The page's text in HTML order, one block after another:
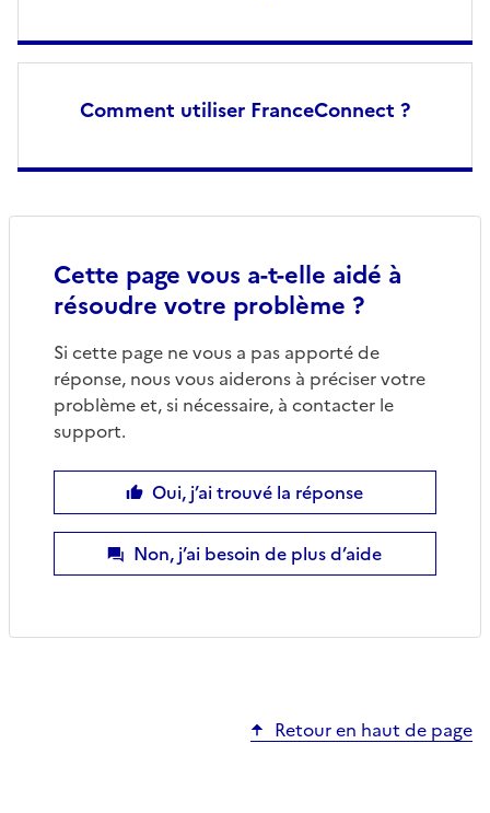
Comment utiliser FranceConnect ?
Cette page vous a-t-elle aidé à
résoudre votre problème ?
Si cette page ne vous a pas apporté de
réponse, nous vous aiderons à préciser votre
problème et, si nécessaire, à contacter le
support.
Oui, j’ai trouvé la réponse
Non, j’ai besoin de plus d’aide
Retour en haut de page